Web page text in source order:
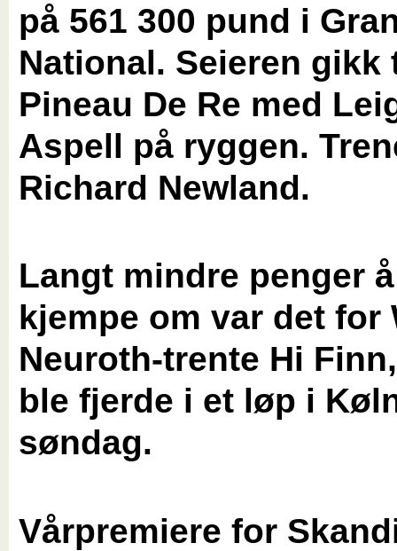
på 561 300 pund i
National. Seieren gikk
Pineau De Re med
Aspell på ryggen.
Richard Newland.
Langt mindre penger å
kjempe om var det for
Neuroth-trente Hi
ble fjerde i et løp i
søndag.
Vårpremiere for